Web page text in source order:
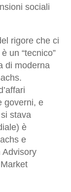
sociali
rigore che ci
un “tecnico”
di moderna
governi, e
stava
è
e
Advisory